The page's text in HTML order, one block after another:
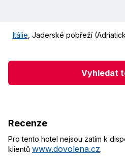
Itálie Jaderské pobřeží
Vyhledat
Recenze
Pro tento hotel nejsou zatím k
klientů www.dovolena.cz.